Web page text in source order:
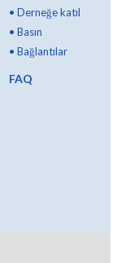
•Derneğe katıl
•Basın
•Bağlantılar
FAQ